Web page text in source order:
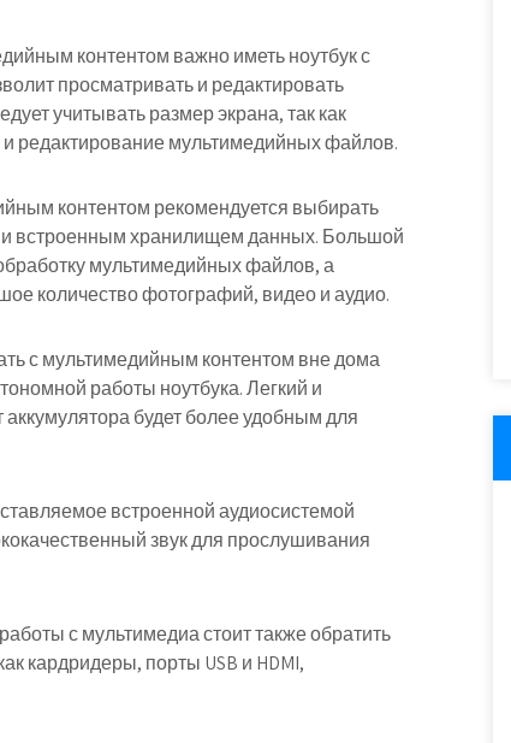
контентом важно иметь ноутбук с
просматривать и редактировать
учитывать размер экрана, так как
редактирование мультимедийных файлов.
контентом рекомендуется выбирать
встроенным хранилищем данных. Большой
мультимедийных файлов, а
количество фотографий, видео и аудио.
с мультимедийным контентом вне дома
работы ноутбука. Легкий и
будет более удобным для
встроенной аудиосистемой
звук для прослушивания
с мультимедиа стоит также обратить
кардридеры, порты USB и HDMI,